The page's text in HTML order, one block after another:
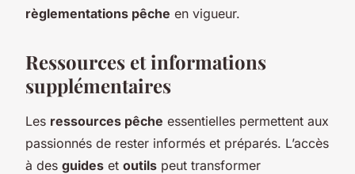
règlementations pêche en vigueur.
Ressources et informations
supplémentaires
Les ressources pêche essentielles permettent aux
passionnés de rester informés et préparés. L’accès
à des guides et outils peut transformer